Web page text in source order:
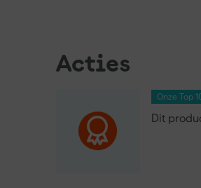
Acties
Onze Top
Dit